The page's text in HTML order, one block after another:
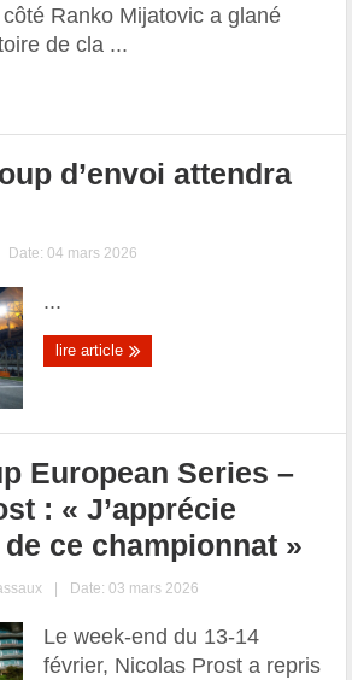
Ranko Mijatovic a glané
de cla ...
d’envoi attendra
Date: 04 mars 2026
...
lire article
European Series –
: « J’apprécie
de ce championnat »
| Date: 03 mars 2026
Le week-end du 13-14
février, Nicolas Prost a repris